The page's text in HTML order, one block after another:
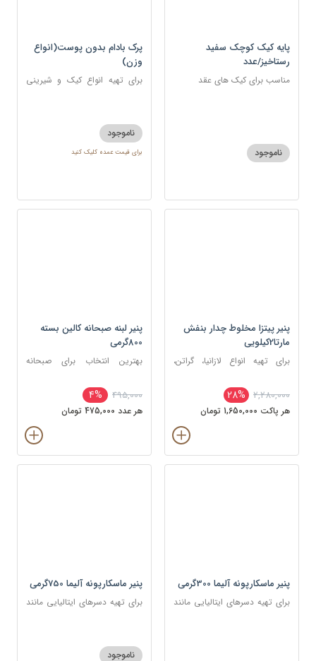
پایه کیک کوچک سفید
رستاخیز/عدد
مناسب برای کیک های عقد
ناموجود
پرک بادام بدون پوست(انواع
وزن)
برای تهیه انواع کیک و شیرینی
ناموجود
برای قیمت عمده کلیک کنید
پنیر پیتزا مخلوط چدار بنفش
مارتا2کیلویی
برای تهیه انواع لازانیا، گراتن،
2,280,000
28%
هر پاکت 1,650,000 تومان
پنیر لبنه صبحانه کالین بسته
800گرمی
بهترین انتخاب برای صبحانه
495,000
4%
هر عدد 475,000 تومان
پنیر ماسکارپونه آلیما 300گرمی
برای تهیه دسرهای ایتالیایی مانند
پنیر ماسکارپونه آلیما 750گرمی
برای تهیه دسرهای ایتالیایی مانند
ناموجود